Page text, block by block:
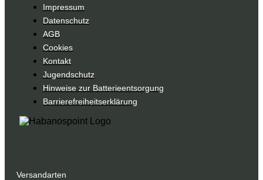
Impressum
Datenschutz
AGB
Cookies
Kontakt
Jugendschutz
Hinweise zur Batterieentsorgung
Barrierefreiheitserklärung
Versandarten